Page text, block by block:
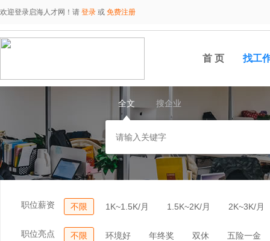
欢迎登录启海人才网！请 登录 或 免费注册
首 页 找工
全文 搜企业
职位薪资 不限 1K~1.5K/月 1.5K~2K/月 2K~3K/月
职位亮点 不限 环境好 年终奖 双休 五险一金